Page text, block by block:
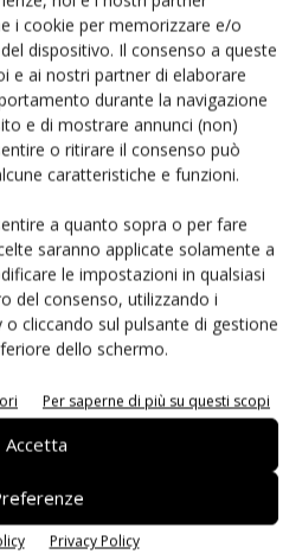
i cookie per memorizzare e/o
dispositivo. Il consenso a queste
e ai nostri partner di elaborare
durante la navigazione
e di mostrare annunci (non)
o ritirare il consenso può
caratteristiche e funzioni.
a quanto sopra o per fare
saranno applicate solamente a
le impostazioni in qualsiasi
del consenso, utilizzando i
cliccando sul pulsante di gestione
dello schermo.
Per saperne di più su questi scopi
Accetta
Privacy Policy
i prodotti stagionali in
limitata